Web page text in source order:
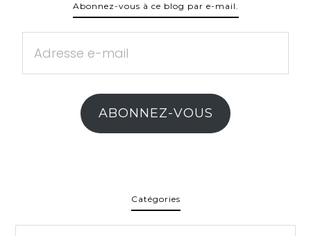
Abonnez-vous à ce blog par e-mail.
e-
mail
ABONNEZ-VOUS
Catégories